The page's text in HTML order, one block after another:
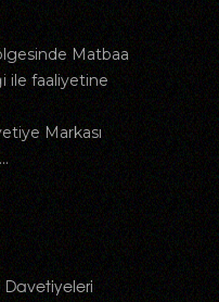
Matbaa
ile faaliyetine
Markası
Davetiyeleri